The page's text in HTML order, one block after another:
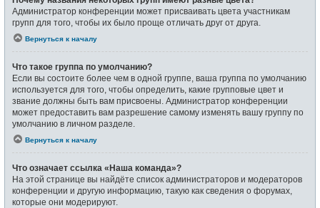
Администратор конференции может присваивать цвета участникам
групп для того, чтобы их было проще отличать друг от друга.
Вернуться к началу
Что такое группа по умолчанию?
Если вы состоите более чем в одной группе, ваша группа по умолчанию
используется для того, чтобы определить, какие групповые цвет и
звание должны быть вам присвоены. Администратор конференции
может предоставить вам разрешение самому изменять вашу группу по
умолчанию в личном разделе.
Вернуться к началу
Что означает ссылка «Наша команда»?
На этой странице вы найдёте список администраторов и модераторов
конференции и другую информацию, такую как сведения о форумах,
которые они модерируют.